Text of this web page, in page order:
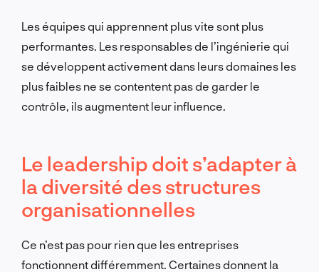
Les équipes qui apprennent plus vite sont plus
performantes. Les responsables de l’ingénierie qui
se développent activement dans leurs domaines les
plus faibles ne se contentent pas de garder le
contrôle, ils augmentent leur influence.
Le leadership doit s’adapter à
la diversité des structures
organisationnelles
Ce n’est pas pour rien que les entreprises
fonctionnent différemment. Certaines donnent la